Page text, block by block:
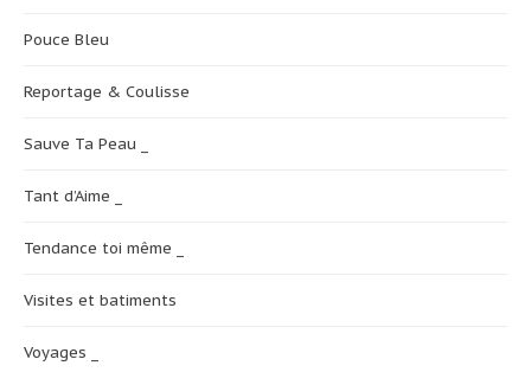
Pouce Bleu
Reportage & Coulisse
Sauve Ta Peau _
Tant d’Aime _
Tendance toi même _
Visites et batiments
Voyages _